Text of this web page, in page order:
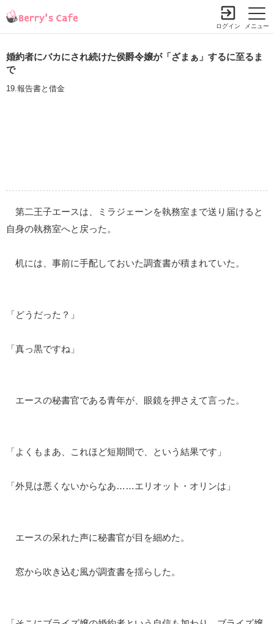
メニュー
ログイン
婚約者にバカにされ続けた侯爵令嬢が「ざまぁ」するに至るま
で
19.報告書と借金
第二王子エースは、ミラジェーンを執務室まで送り届けると
自身の執務室へと戻った。
机には、事前に手配しておいた調査書が積まれていた。
「どうだった？」
「真っ黒ですね」
エースの秘書官である青年が、眼鏡を押さえて言った。
「よくもまあ、これほど短期間で、という結果です」
「外見は悪くないからなあ……エリオット・オリンは」
エースの呆れた声に秘書官が目を細めた。
窓から吹き込む風が調査書を揺らした。